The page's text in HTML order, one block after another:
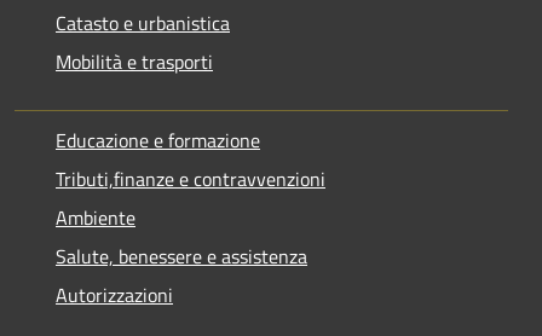
Catasto e urbanistica
Mobilità e trasporti
Educazione e formazione
Tributi,finanze e contravvenzioni
Ambiente
Salute, benessere e assistenza
Autorizzazioni